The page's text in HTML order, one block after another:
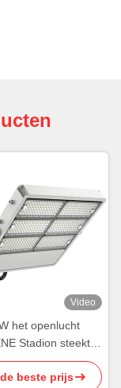
Video
het openlucht
Stadion steekt
Draadloze
Smart aan
beste prijs